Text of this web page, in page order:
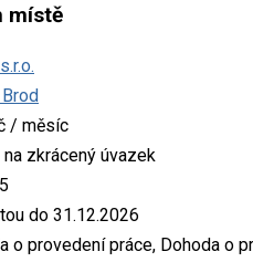
místě
/ měsíc
na zkrácený úvazek
5
do 31.12.2026
o provedení práce, Dohoda o